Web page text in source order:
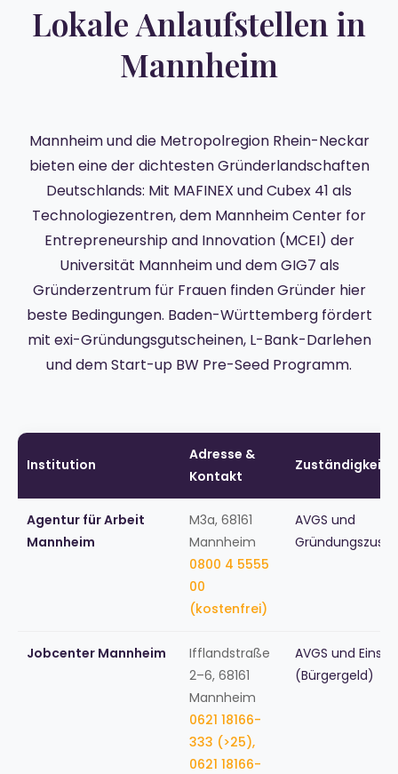
Lokale Anlaufstellen in
Mannheim
Mannheim und die Metropolregion Rhein-Neckar
bieten eine der dichtesten Gründerlandschaften
Deutschlands: Mit MAFINEX und Cubex 41 als
Technologiezentren, dem Mannheim Center for
Entrepreneurship and Innovation (MCEI) der
Universität Mannheim und dem GIG7 als
Gründerzentrum für Frauen finden Gründer hier
beste Bedingungen. Baden-Württemberg fördert
mit exi-Gründungsgutscheinen, L-Bank-Darlehen
und dem Start-up BW Pre-Seed Programm.
Institution
Adresse &
Kontakt
Zuständigkeit
Agentur für Arbeit
Mannheim
M3a, 68161
Mannheim
0800 4 5555
00
(kostenfrei)
AVGS und
Jobcenter Mannheim
Ifflandstraße
2–6, 68161
Mannheim
0621 18166-
333 (>25),
0621 18166-
AVGS und
(Bürgergeld)